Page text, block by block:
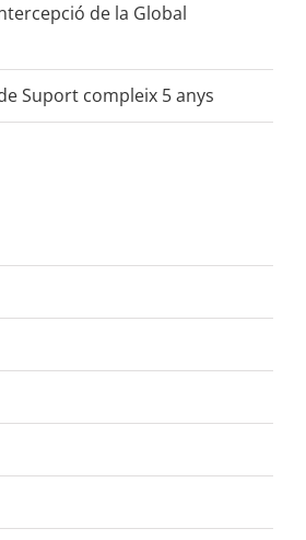
de la Global
Suport compleix 5 anys